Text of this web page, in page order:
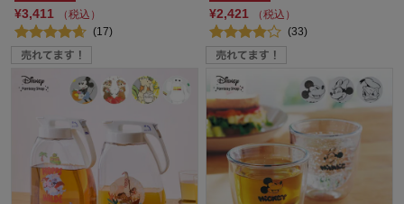
¥3,411
（税込）
(17)
¥2,421
（税込）
(33)